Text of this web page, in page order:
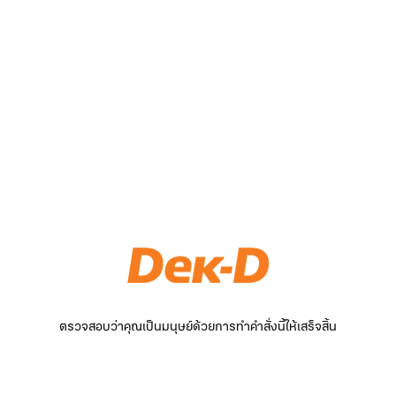
ตรวจสอบว่าคุณเป็นมนุษย์ด้วยการทำคำสั่งนี้ให้เสร็จสิ้น